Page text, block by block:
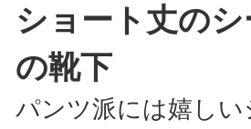
ショート丈の
の靴下
パンツ派には嬉し